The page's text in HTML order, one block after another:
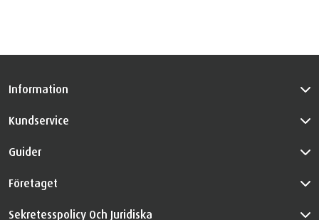
Information
Kundservice
Guider
Företaget
Sekretesspolicy Och Juridiska